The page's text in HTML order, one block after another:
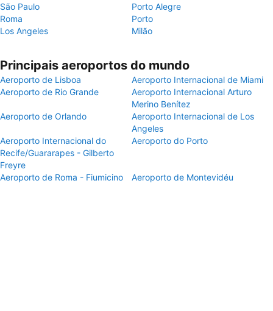
São Paulo
Porto Alegre
Roma
Porto
Los Angeles
Milão
Principais aeroportos do mundo
Aeroporto de Lisboa
Aeroporto Internacional de Miami
Aeroporto de Rio Grande
Aeroporto Internacional Arturo
Merino Benítez
Aeroporto de Orlando
Aeroporto Internacional de Los
Angeles
Aeroporto Internacional do
Recife/Guararapes - Gilberto
Freyre
Aeroporto do Porto
Aeroporto de Roma - Fiumicino Aeroporto de Montevidéu